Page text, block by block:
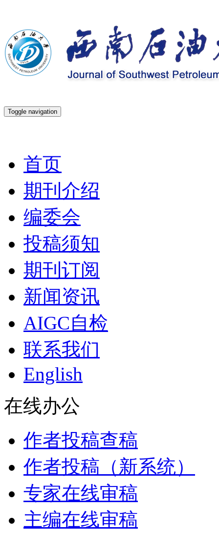
Toggle navigation
首页
期刊介绍
编委会
投稿须知
期刊订阅
新闻资讯
AIGC自检
联系我们
English
在线办公
作者投稿查稿
作者投稿（新系统）
专家在线审稿
主编在线审稿